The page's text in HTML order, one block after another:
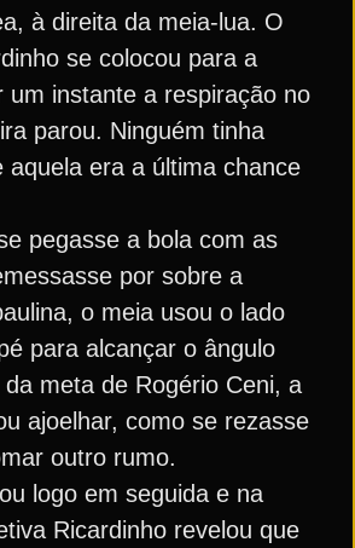
à direita da meia-lua. O
se colocou para a
um instante a respiração no
parou. Ninguém tinha
aquela era a última chance
pegasse a bola com as
por sobre a
o meia usou o lado
para alcançar o ângulo
meta de Rogério Ceni, a
ajoelhar, como se rezasse
outro rumo.
logo em seguida e na
Ricardinho revelou que